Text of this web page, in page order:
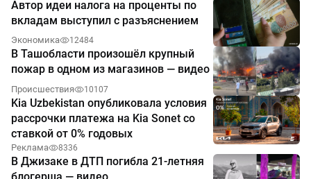
Автор идеи налога на проценты по
вкладам выступил с разъяснением
Экономика 12484
В Ташобласти произошёл крупный
пожар в одном из магазинов — видео
Происшествия 10107
Kia Uzbekistan опубликовала условия
рассрочки платежа на Kia Sonet со
ставкой от 0% годовых
Реклама 8336
В Джизаке в ДТП погибла 21-летняя
блогерша — видео